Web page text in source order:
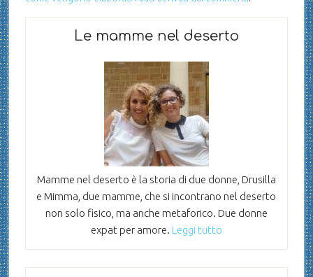
Le mamme nel deserto
Mamme nel deserto è la storia di due donne, Drusilla
e Mimma, due mamme, che si incontrano nel deserto
non solo fisico, ma anche metaforico. Due donne
expat per amore. Leggi tutto